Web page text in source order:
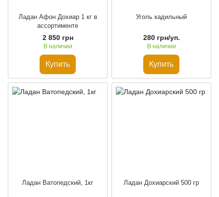
Ладан Афон Дохиар 1 кг в
ассортименте
2 850 грн
В наличии
Купить
Уголь кадильный
280 грн/уп.
В наличии
Купить
Ладан Ватопедский, 1кг Ладан Дохиарский 500 гр